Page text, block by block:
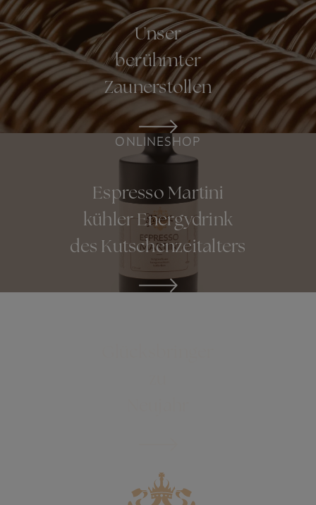
Unser
berühmter
Zaunerstollen
ONLINESHOP
Espresso Martini
kühler Energydrink
des Kutschenzeitalters